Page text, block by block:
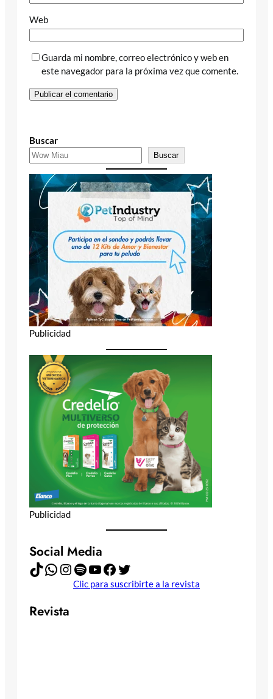
Web
Guarda mi nombre, correo electrónico y web en
este navegador para la próxima vez que comente.
Buscar
Buscar
Publicidad
Publicidad
Social Media
TikTok WhatsApp Instagram Spotify YouTube Facebook Twitter
Clic para suscribirte a la revista
Revista